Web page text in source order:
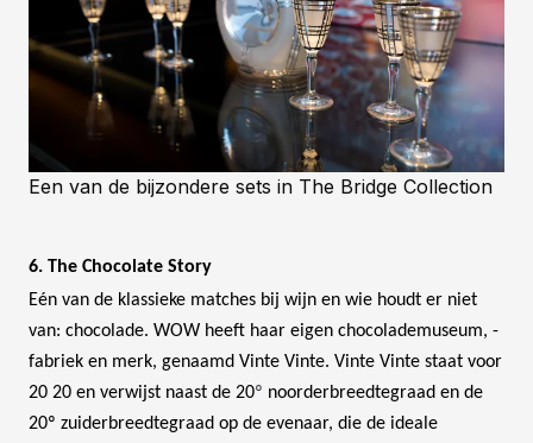
Een van de bijzondere sets in The Bridge Collection
6. The Chocolate Story
Eén van de klassieke matches bij wijn en wie houdt er niet
van: chocolade. WOW heeft haar eigen chocolademuseum, -
fabriek en merk, genaamd Vinte Vinte. Vinte Vinte staat voor
20 20 en verwijst naast de 20º noorderbreedtegraad en de
20º zuiderbreedtegraad op de evenaar, die de ideale